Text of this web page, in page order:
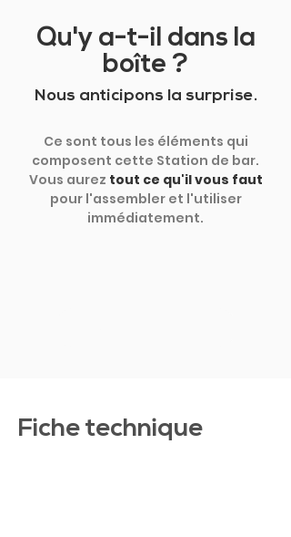
Qu'y a-t-il dans la
boîte ?
Nous anticipons la surprise.
Ce sont tous les éléments qui
composent cette Station de bar.
Vous aurez tout ce qu'il vous faut
pour l'assembler et l'utiliser
immédiatement.
Fiche technique